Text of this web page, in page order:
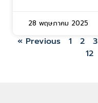
28 พฤษภาคม 2025
« Previous 1 2 3
12